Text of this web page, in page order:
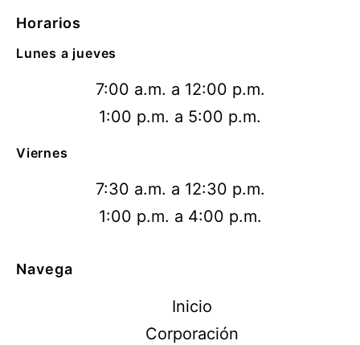
Horarios
Lunes a jueves
7:00 a.m. a 12:00 p.m.
1:00 p.m. a 5:00 p.m.
Viernes
7:30 a.m. a 12:30 p.m.
1:00 p.m. a 4:00 p.m.
Navega
Inicio
Corporación